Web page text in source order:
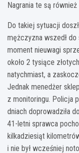
Nagrania te są
Do takiej sytuacji
mężczyzna wszedł
moment nieuwagi
około 2 tysiące
natychmiast, a
Jednak menedżer
z monitoringu. Policja
dniach doprowadziła
41-letni sprawca
kilkadziesiąt
i nie był wcześniej